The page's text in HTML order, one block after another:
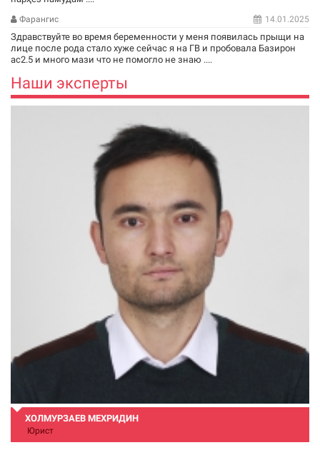
Фарангис 14.01.2025
Здравствуйте во время беременности у меня появилась прыщи на
лице после рода стало хуже сейчас я на ГВ и пробовала Базирон
ас2.5 и много мази что не помогло не знаю ....
Наши эксперты
ХОЛМУРЗАЕВ МЕХРИДИН
Юрист